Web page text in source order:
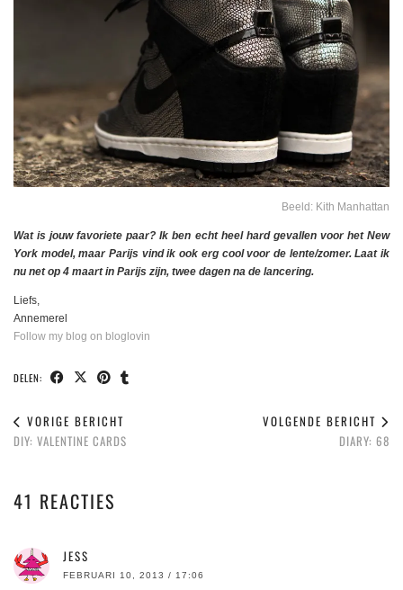
Beeld: Kith Manhattan
Wat is jouw favoriete paar? Ik ben echt heel hard gevallen voor het New
York model, maar Parijs vind ik ook erg cool voor de lente/zomer. Laat ik
nu net op 4 maart in Parijs zijn, twee dagen na de lancering.
Liefs,
Annemerel
Follow my blog on bloglovin
DELEN:
VORIGE BERICHT
DIY: VALENTINE CARDS
VOLGENDE BERICHT
DIARY: 68
41 REACTIES
JESS
FEBRUARI 10, 2013 / 17:06